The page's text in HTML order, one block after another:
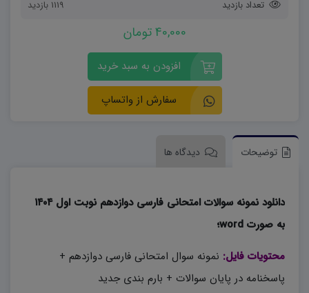
تعداد بازدید 1119 بازدید
40,000 تومان
افزودن به سبد خرید
سفارش از واتساپ
توضیحات دیدگاه ها
دانلود نمونه سوالات امتحانی فارسی دوازدهم نوبت اول ۱۴۰۴
به صورت word؛
محتویات فایل: نمونه سوال امتحانی فارسی دوازدهم +
پاسخنامه در پایان سوالات + بارم بندی جدید